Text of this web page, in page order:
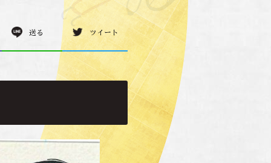
送る ツイート